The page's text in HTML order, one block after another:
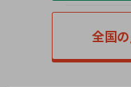
全国